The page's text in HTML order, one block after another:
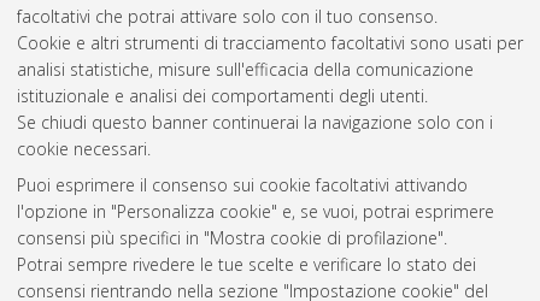
facoltativi che potrai attivare solo con il tuo consenso.
Cookie e altri strumenti di tracciamento facoltativi sono usati per
analisi statistiche, misure sull'efficacia della comunicazione
istituzionale e analisi dei comportamenti degli utenti.
Se chiudi questo banner continuerai la navigazione solo con i
cookie necessari.
Puoi esprimere il consenso sui cookie facoltativi attivando
l'opzione in "Personalizza cookie" e, se vuoi, potrai esprimere
consensi più specifici in "Mostra cookie di profilazione".
Potrai sempre rivedere le tue scelte e verificare lo stato dei
consensi rientrando nella sezione "Impostazione cookie" del
Questa lista e' stata generata il Thu Aug 6 20:44:25 2026
Atom
Rss 1.0
Rss 2.0